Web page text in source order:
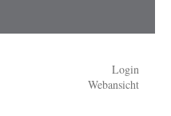
Login
Webansicht